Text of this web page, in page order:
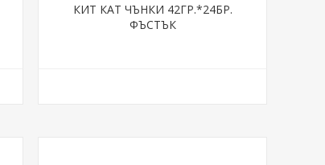
КИТ КАТ ЧЪНКИ 42ГР.*24БР.
ФЪСТЪК